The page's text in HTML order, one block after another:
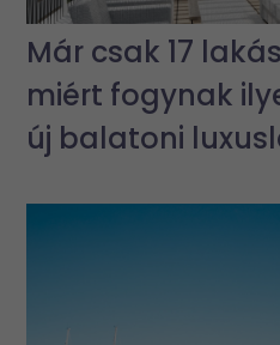
Már csak 17
miért fogynak
új balatoni